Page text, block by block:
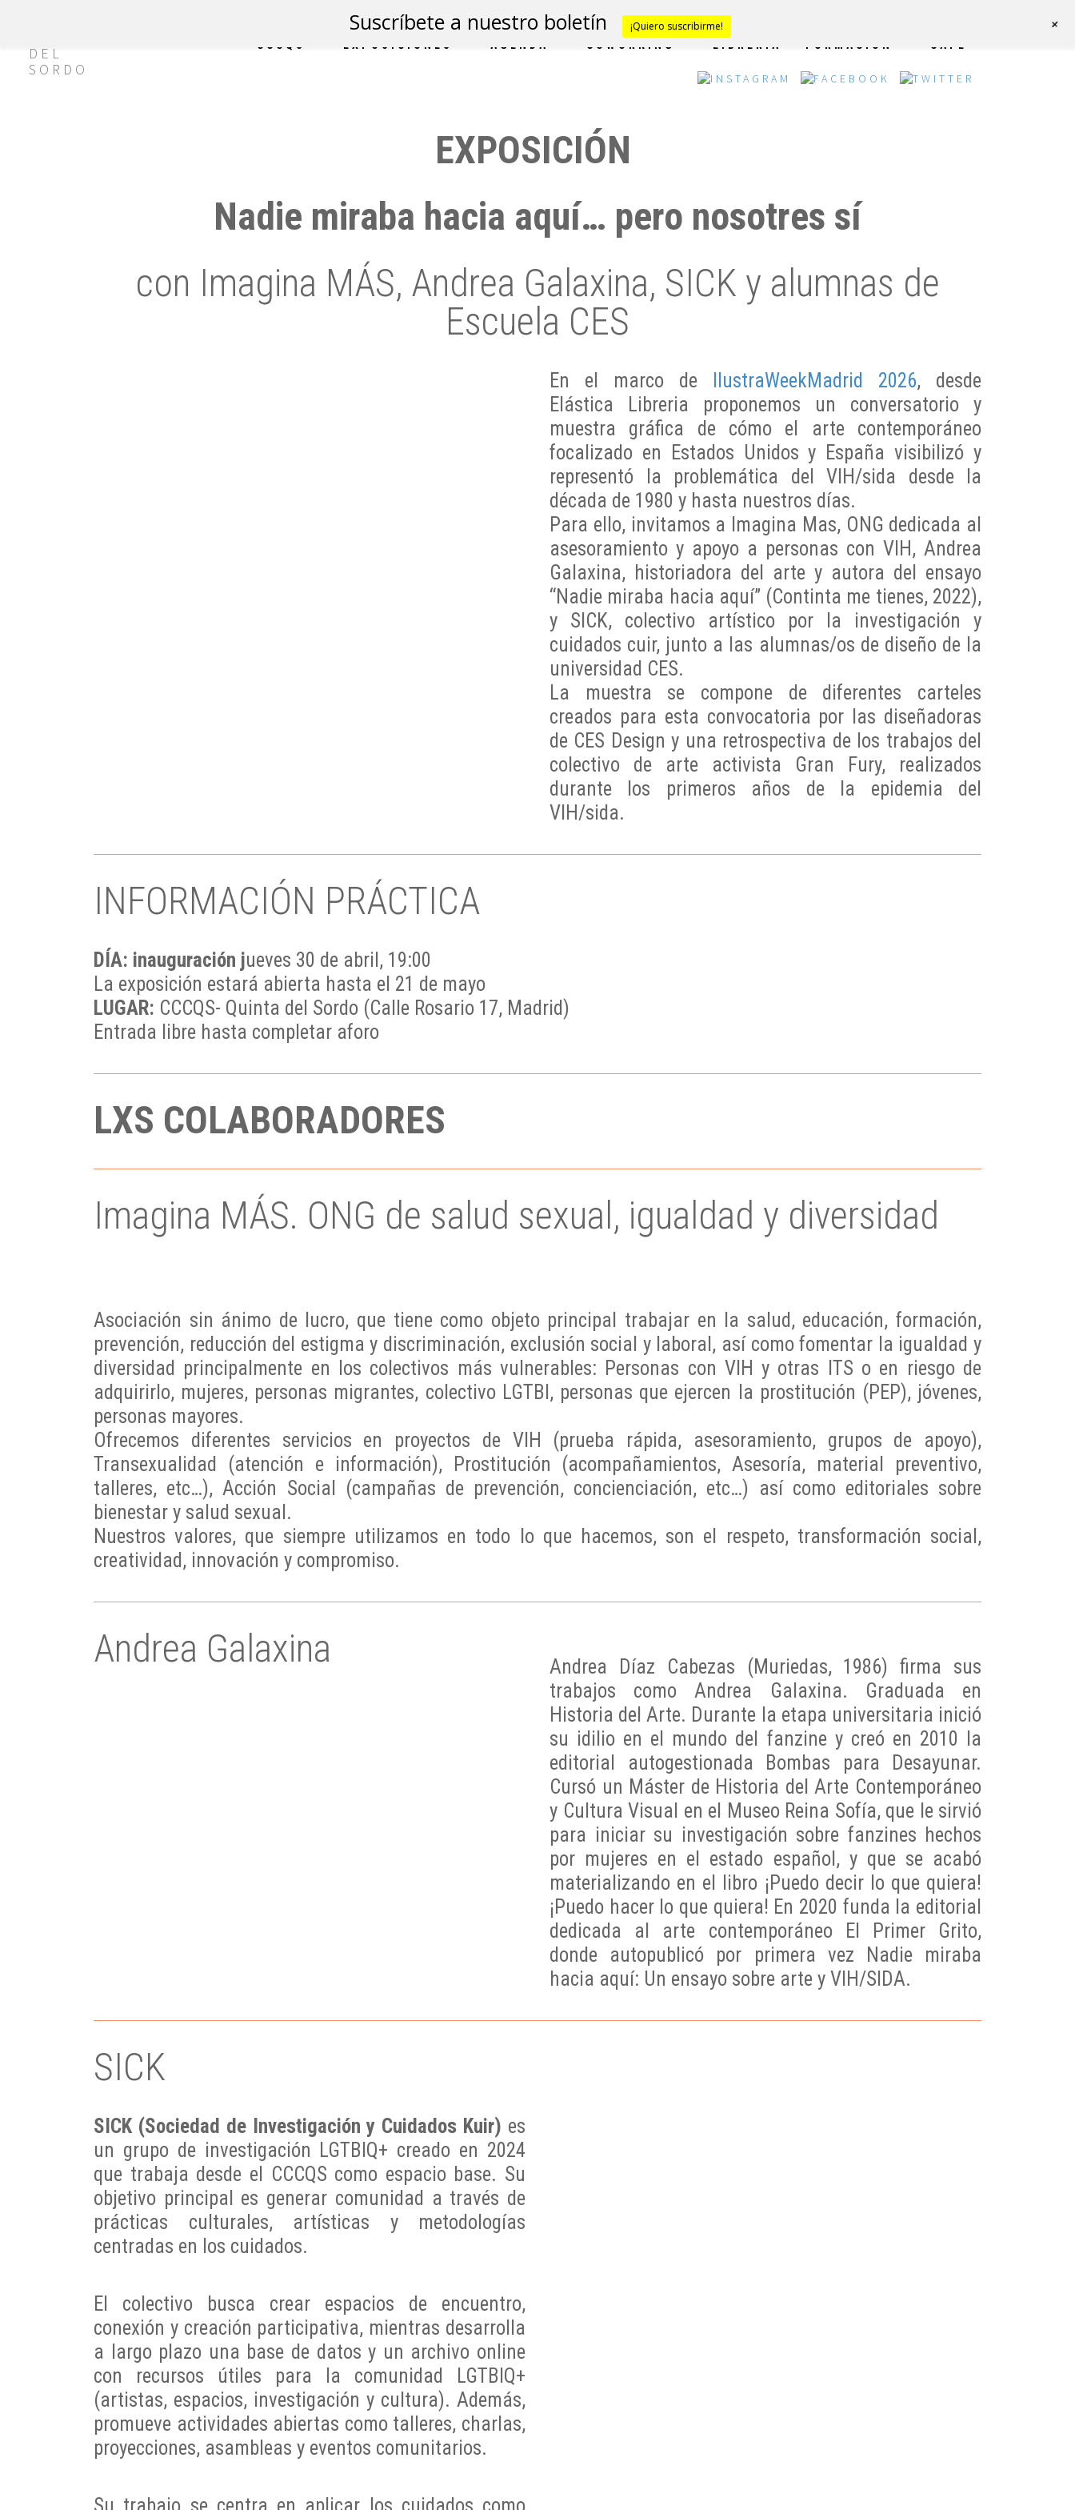
CCCQS EXPOSICIONES AGENDA COWORKING LIBRERÍA FORMACIÓN CAFÉ
EXPOSICIÓN
Nadie miraba hacia aquí… pero nosotres sí
con Imagina MÁS, Andrea Galaxina, SICK y alumnas de
Escuela CES
En el marco de IlustraWeekMadrid 2026, desde
Elástica Libreria proponemos un conversatorio y
muestra gráfica de cómo el arte contemporáneo
focalizado en Estados Unidos y España visibilizó y
representó la problemática del VIH/sida desde la
década de 1980 y hasta nuestros días.
Para ello, invitamos a Imagina Mas, ONG dedicada al
asesoramiento y apoyo a personas con VIH, Andrea
Galaxina, historiadora del arte y autora del ensayo
“Nadie miraba hacia aquí” (Continta me tienes, 2022),
y SICK, colectivo artístico por la investigación y
cuidados cuir, junto a las alumnas/os de diseño de la
universidad CES.
La muestra se compone de diferentes carteles
creados para esta convocatoria por las diseñadoras
de CES Design y una retrospectiva de los trabajos del
colectivo de arte activista Gran Fury, realizados
durante los primeros años de la epidemia del
VIH/sida.
INFORMACIÓN PRÁCTICA
DÍA: inauguración jueves 30 de abril, 19:00
La exposición estará abierta hasta el 21 de mayo
LUGAR: CCCQS- Quinta del Sordo (Calle Rosario 17, Madrid)
Entrada libre hasta completar aforo
LXS COLABORADORES
Imagina MÁS. ONG de salud sexual, igualdad y diversidad
Asociación sin ánimo de lucro, que tiene como objeto principal trabajar en la salud, educación, formación,
prevención, reducción del estigma y discriminación, exclusión social y laboral, así como fomentar la igualdad y
diversidad principalmente en los colectivos más vulnerables: Personas con VIH y otras ITS o en riesgo de
adquirirlo, mujeres, personas migrantes, colectivo LGTBI, personas que ejercen la prostitución (PEP), jóvenes,
personas mayores.
Ofrecemos diferentes servicios en proyectos de VIH (prueba rápida, asesoramiento, grupos de apoyo),
Transexualidad (atención e información), Prostitución (acompañamientos, Asesoría, material preventivo,
talleres, etc…), Acción Social (campañas de prevención, concienciación, etc…) así como editoriales sobre
bienestar y salud sexual.
Nuestros valores, que siempre utilizamos en todo lo que hacemos, son el respeto, transformación social,
creatividad, innovación y compromiso.
Andrea Galaxina
Andrea Díaz Cabezas (Muriedas, 1986) firma sus
trabajos como Andrea Galaxina. Graduada en
Historia del Arte. Durante la etapa universitaria inició
su idilio en el mundo del fanzine y creó en 2010 la
editorial autogestionada Bombas para Desayunar.
Cursó un Máster de Historia del Arte Contemporáneo
y Cultura Visual en el Museo Reina Sofía, que le sirvió
para iniciar su investigación sobre fanzines hechos
por mujeres en el estado español, y que se acabó
materializando en el libro ¡Puedo decir lo que quiera!
¡Puedo hacer lo que quiera! En 2020 funda la editorial
dedicada al arte contemporáneo El Primer Grito,
donde autopublicó por primera vez Nadie miraba
hacia aquí: Un ensayo sobre arte y VIH/SIDA.
SICK
SICK (Sociedad de Investigación y Cuidados Kuir) es
un grupo de investigación LGTBIQ+ creado en 2024
que trabaja desde el CCCQS como espacio base. Su
objetivo principal es generar comunidad a través de
prácticas culturales, artísticas y metodologías
centradas en los cuidados.
El colectivo busca crear espacios de encuentro,
conexión y creación participativa, mientras desarrolla
a largo plazo una base de datos y un archivo online
con recursos útiles para la comunidad LGTBIQ+
(artistas, espacios, investigación y cultura). Además,
promueve actividades abiertas como talleres, charlas,
proyecciones, asambleas y eventos comunitarios.
Suscríbete a nuestro boletín ¡Quiero suscribirme! +